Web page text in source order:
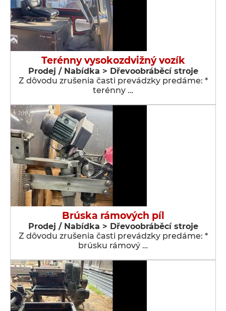
Terénny vysokozdvižný vozík
Prodej / Nabídka > Dřevoobráběcí stroje
Z dôvodu zrušenia časti prevádzky predáme: *
terénny …
Brúska rámových píl
Prodej / Nabídka > Dřevoobráběcí stroje
Z dôvodu zrušenia časti prevádzky predáme: *
brúsku rámový …